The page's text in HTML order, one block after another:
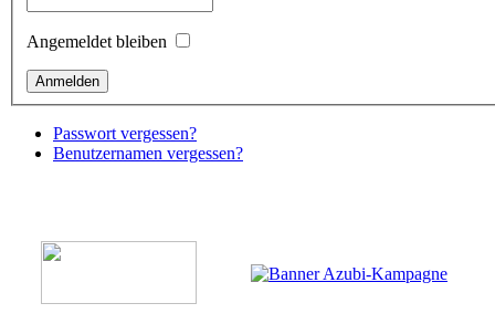
Angemeldet bleiben
Passwort vergessen?
Benutzernamen vergessen?